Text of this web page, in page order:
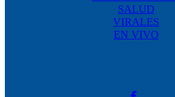
SALUD
VIRALES
EN VIVO